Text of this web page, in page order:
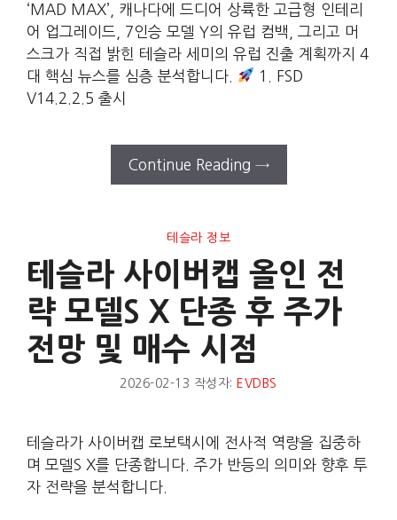
‘MAD MAX’, 캐나다에 드디어 상륙한 고급형 인테리
어 업그레이드, 7인승 모델 Y의 유럽 컴백, 그리고 머
스크가 직접 밝힌 테슬라 세미의 유럽 진출 계획까지 4
대 핵심 뉴스를 심층 분석합니다.
1. FSD
V14.2.2.5 출시
Continue Reading →
테슬라 정보
테슬라 사이버캡 올인 전
략 모델S X 단종 후 주가
전망 및 매수 시점
2026-02-13 작성자: EVDBS
테슬라가 사이버캡 로보택시에 전사적 역량을 집중하
며 모델S X를 단종합니다. 주가 반등의 의미와 향후 투
자 전략을 분석합니다.